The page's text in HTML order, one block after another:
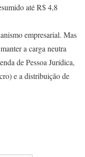
até R$ 4,8
empresarial. Mas
a carga neutra
de Pessoa Jurídica,
e a distribuição de